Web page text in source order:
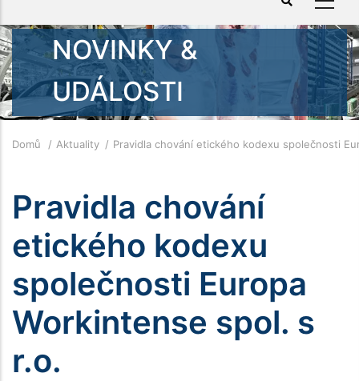
NOVINKY &
UDÁLOSTI
Drobečková
Domů Aktuality Pravidla chování etického kodexu společnosti
Pravidla chování
etického kodexu
společnosti Europa
Workintense spol. s
r.o.